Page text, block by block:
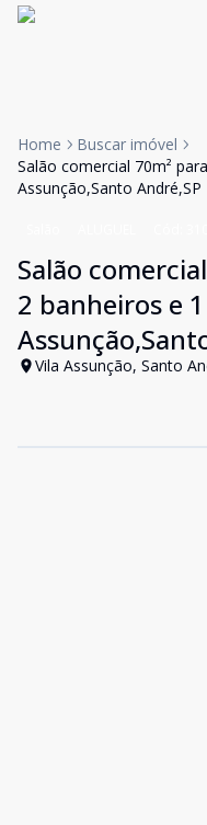
Home
Buscar imóvel
Salão comercial 70m²
Assunção,Santo André,SP
Salão
2 banheiros e
Vila Assunção, Santo